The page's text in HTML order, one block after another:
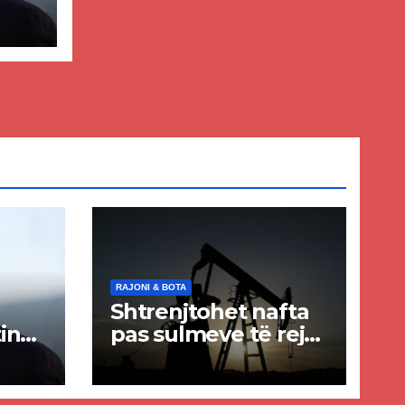
RAJONI & BOTA
Shtrenjtohet nafta
pas sulmeve të reja
SHBA–Iran